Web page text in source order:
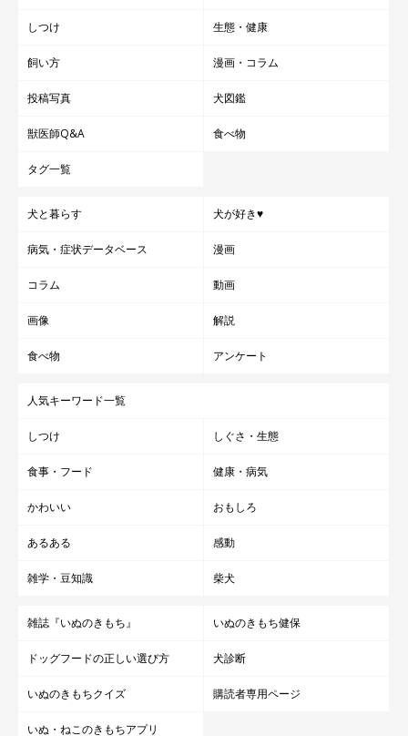
しつけ 生態・健康
飼い方 漫画・コラム
投稿写真 犬図鑑
獣医師Q&A 食べ物
タグ一覧
犬と暮らす 犬が好き♥
病気・症状データベース 漫画
コラム 動画
画像 解説
食べ物 アンケート
人気キーワード一覧
しつけ しぐさ・生態
食事・フード 健康・病気
かわいい おもしろ
あるある 感動
雑学・豆知識 柴犬
雑誌『いぬのきもち』 いぬのきもち健保
ドッグフードの正しい選び方 犬診断
いぬのきもちクイズ 購読者専用ページ
いぬ・ねこのきもちアプリ